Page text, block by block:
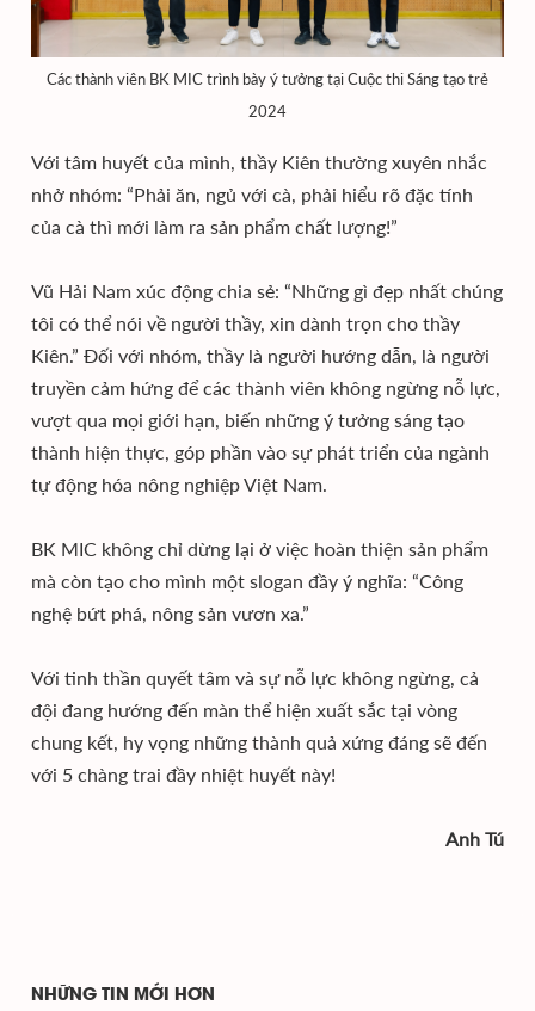
Các thành viên BK MIC trình bày ý tưởng tại Cuộc thi Sáng tạo trẻ
2024
Với tâm huyết của mình, thầy Kiên thường xuyên nhắc
nhở nhóm: “Phải ăn, ngủ với cà, phải hiểu rõ đặc tính
của cà thì mới làm ra sản phẩm chất lượng!”
Vũ Hải Nam xúc động chia sẻ: “Những gì đẹp nhất chúng
tôi có thể nói về người thầy, xin dành trọn cho thầy
Kiên.” Đối với nhóm, thầy là người hướng dẫn, là người
truyền cảm hứng để các thành viên không ngừng nỗ lực,
vượt qua mọi giới hạn, biến những ý tưởng sáng tạo
thành hiện thực, góp phần vào sự phát triển của ngành
tự động hóa nông nghiệp Việt Nam.
BK MIC không chỉ dừng lại ở việc hoàn thiện sản phẩm
mà còn tạo cho mình một slogan đầy ý nghĩa: “Công
nghệ bứt phá, nông sản vươn xa.”
Với tinh thần quyết tâm và sự nỗ lực không ngừng, cả
đội đang hướng đến màn thể hiện xuất sắc tại vòng
chung kết, hy vọng những thành quả xứng đáng sẽ đến
với 5 chàng trai đầy nhiệt huyết này!
Anh Tú
NHỮNG TIN MỚI HƠN